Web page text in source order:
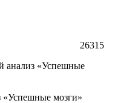
26315
«Успешные мозги»